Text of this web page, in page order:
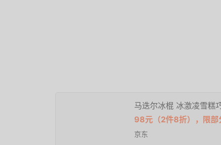
马迭尔冰棍 冰激凌雪糕
98元（2件8折），限部
京东